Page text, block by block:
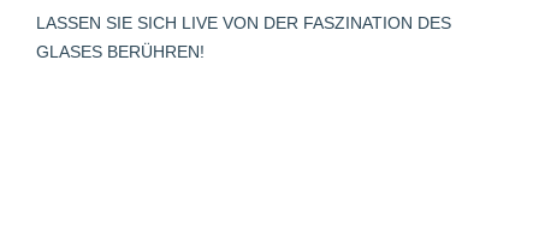
LASSEN SIE SICH LIVE VON DER FASZINATION DES
GLASES BERÜHREN!